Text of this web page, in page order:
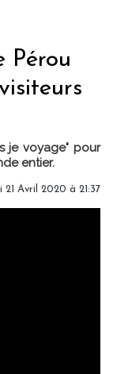
Pérou
je voyage" pour
entier.
21 Avril 2020 à 21:37